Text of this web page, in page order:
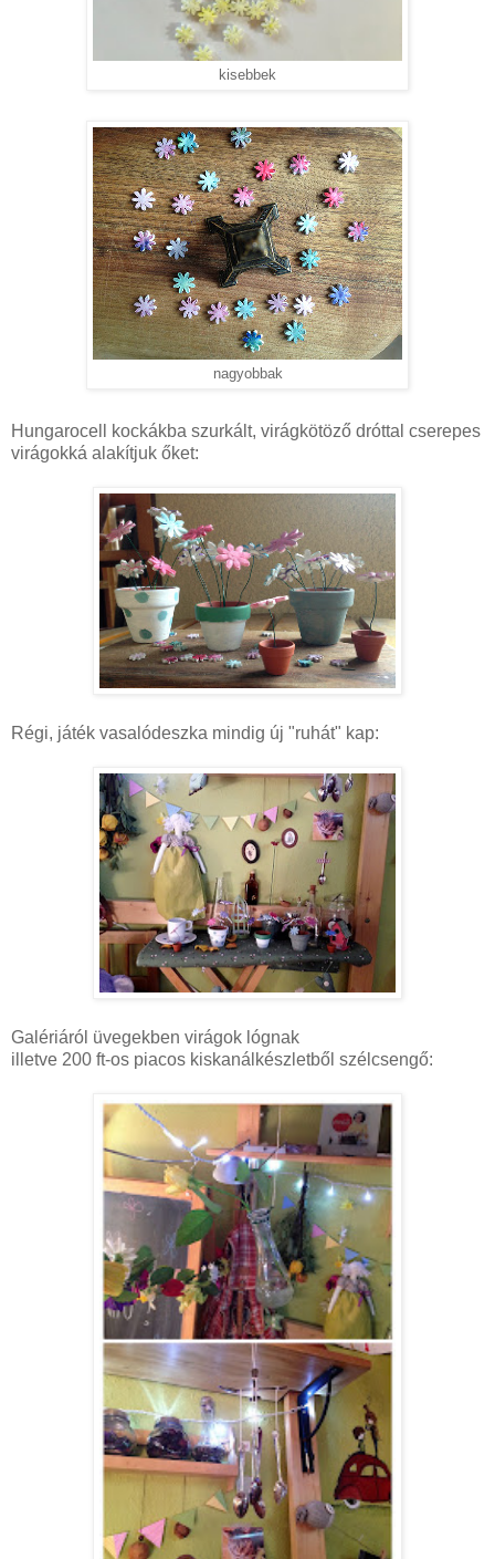
kisebbek
nagyobbak
Hungarocell kockákba szurkált, virágkötöző dróttal cserepes
virágokká alakítjuk őket:
Régi, játék vasalódeszka mindig új "ruhát" kap:
Galériáról üvegekben virágok lógnak
illetve 200 ft-os piacos kiskanálkészletből szélcsengő: